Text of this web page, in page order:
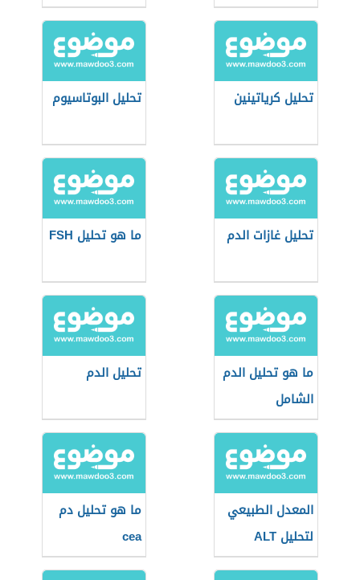
تحليل كرياتينين تحليل البوتاسيوم
تحليل غازات الدم ما هو تحليل FSH
ما هو تحليل الدم
الشامل
تحليل الدم
المعدل الطبيعي
لتحليل ALT
ما هو تحليل دم
cea